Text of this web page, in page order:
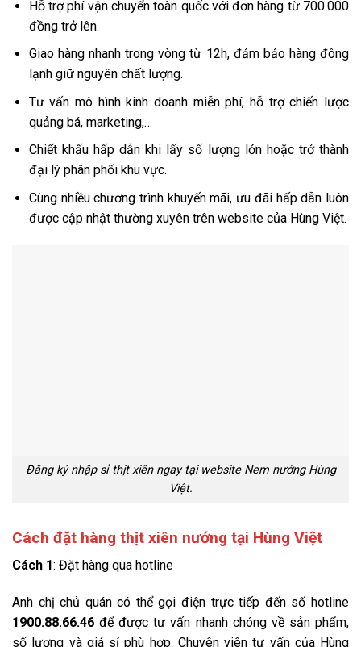
Hỗ trợ phí vận chuyển toàn quốc với đơn hàng từ 700.000
đồng trở lên.
Giao hàng nhanh trong vòng từ 12h, đảm bảo hàng đông
lạnh giữ nguyên chất lượng.
Tư vấn mô hình kinh doanh miễn phí, hỗ trợ chiến lược
quảng bá, marketing,…
Chiết khấu hấp dẫn khi lấy số lượng lớn hoặc trở thành
đại lý phân phối khu vực.
Cùng nhiều chương trình khuyến mãi, ưu đãi hấp dẫn luôn
được cập nhật thường xuyên trên website của Hùng Việt.
Đăng ký nhập sỉ thịt xiên ngay tại website Nem nướng Hùng
Việt.
Cách đặt hàng thịt xiên nướng tại Hùng Việt
Cách 1: Đặt hàng qua hotline
Anh chị chủ quán có thể gọi điện trực tiếp đến số hotline
1900.88.66.46 để được tư vấn nhanh chóng về sản phẩm,
số lượng và giá sỉ phù hợp. Chuyên viên tư vấn của Hùng